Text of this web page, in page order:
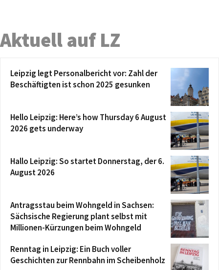
Aktuell auf LZ
Leipzig legt Personalbericht vor: Zahl der
Beschäftigten ist schon 2025 gesunken
Hello Leipzig: Here’s how Thursday 6 August
2026 gets underway
Hallo Leipzig: So startet Donnerstag, der 6.
August 2026
Antragsstau beim Wohngeld in Sachsen:
Sächsische Regierung plant selbst mit
Millionen-Kürzungen beim Wohngeld
Renntag in Leipzig: Ein Buch voller
Geschichten zur Rennbahn im Scheibenholz